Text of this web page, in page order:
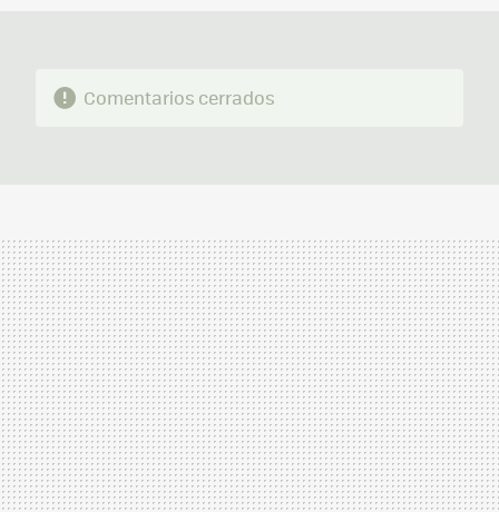
Comentarios cerrados